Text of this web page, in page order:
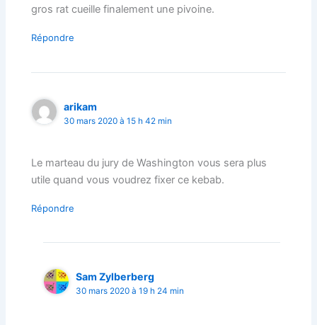
gros rat cueille finalement une pivoine.
Répondre
arikam
30 mars 2020 à 15 h 42 min
Le marteau du jury de Washington vous sera plus
utile quand vous voudrez fixer ce kebab.
Répondre
Sam Zylberberg
30 mars 2020 à 19 h 24 min